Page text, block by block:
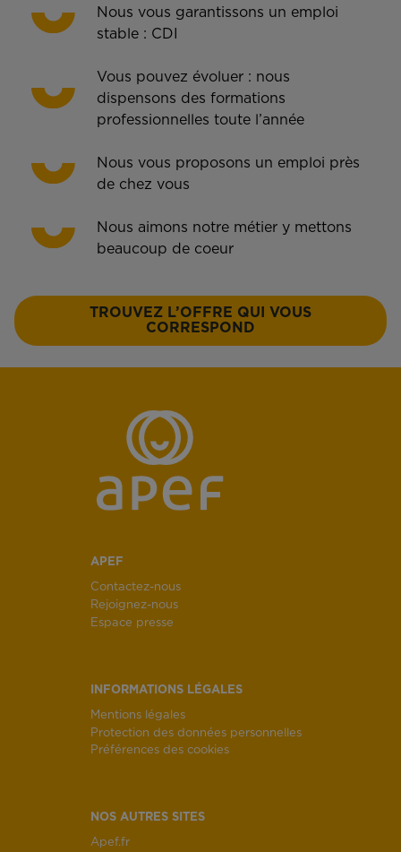
Nous vous garantissons un emploi
stable : CDI
Vous pouvez évoluer : nous
dispensons des formations
professionnelles toute l’année
Nous vous proposons un emploi près
de chez vous
Nous aimons notre métier y mettons
beaucoup de coeur
TROUVEZ L’OFFRE QUI VOUS
CORRESPOND
APEF
Contactez-nous
Rejoignez-nous
Espace presse
INFORMATIONS LÉGALES
Mentions légales
Protection des données personnelles
Préférences des cookies
NOS AUTRES SITES
Apef.fr